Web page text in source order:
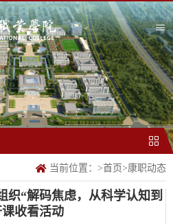
当前位置： >首页>康职动态
织“解码焦虑，从科学认知到
收看活动